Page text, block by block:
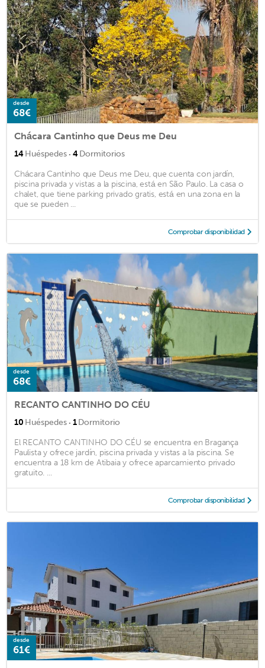
desde
68€
Chácara Cantinho que Deus me Deu
14Huéspedes · 4Dormitorios
Chácara Cantinho que Deus me Deu, que cuenta con jardín,
piscina privada y vistas a la piscina, está en São Paulo. La casa o
chalet, que tiene parking privado gratis, está en una zona en la
que se pueden ...
Comprobar disponibilidad
desde
68€
RECANTO CANTINHO DO CÉU
10 Huéspedes · 1Dormitorio
El RECANTO CANTINHO DO CÉU se encuentra en Bragança
Paulista y ofrece jardín, piscina privada y vistas a la piscina. Se
encuentra a 18 km de Atibaia y ofrece aparcamiento privado
gratuito. ...
Comprobar disponibilidad
desde
61€